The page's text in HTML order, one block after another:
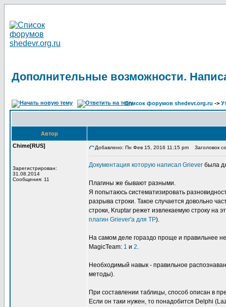
Дополнительные возможности.
Список форумов shedevr.org.ru ->
Автор
Chime[RUS]
Зарегистрирован:
31.08.2014
Сообщения: 11
Добавлено: Пн Фев 15, 2016 11:15 pm Заголовок
Документация которую написал Griever была
Плагины же бывают разными.
Я попытаюсь систематизировать
разрыва строки. Такое случается довольно
строки, Kruptar режет извлекаемую строку на
плагин Griever'а для TP).
На самом деле гораздо проще и правильнее
MagicTeam: 1 и 2.
Необходимый навык - правильное
методы).
При составлении таблицы, способ описан в
Если он таки нужен, то понадобится Delphi